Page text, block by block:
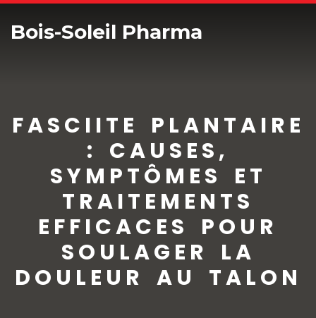
Bois-Soleil Pharma
FASCIITE PLANTAIRE
: CAUSES,
SYMPTÔMES ET
TRAITEMENTS
EFFICACES POUR
SOULAGER LA
DOULEUR AU TALON